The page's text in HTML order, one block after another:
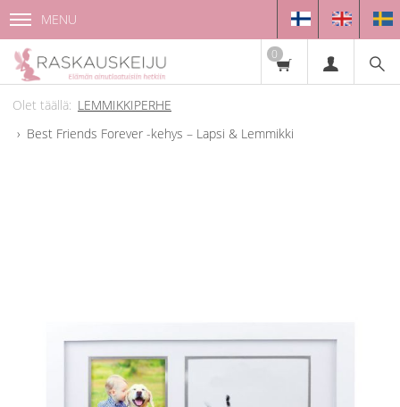
MENU
0
LEMMIKKIPERHE
Best Friends Forever -kehys – Lapsi & Lemmikki